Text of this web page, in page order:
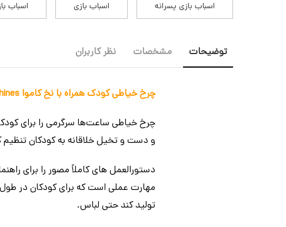
اسباب بازی پسرانه اسباب بازی اسباب
توضیحات مشخصات نظر کاربران
چرخ خیاطی کودک همراه با نخ کاموا Kids Sewing Machines_اسباب بازی لوازم خانگی
چرخ خیاطی ساعت‌ها سرگرمی را برای
و دست و تخیل خلاقانه به کودکان تنظیم
دستورالعمل های کاملاً مصور را برای
مهارت عملی است که برای کودکان در
تولید کند حتی لباس.